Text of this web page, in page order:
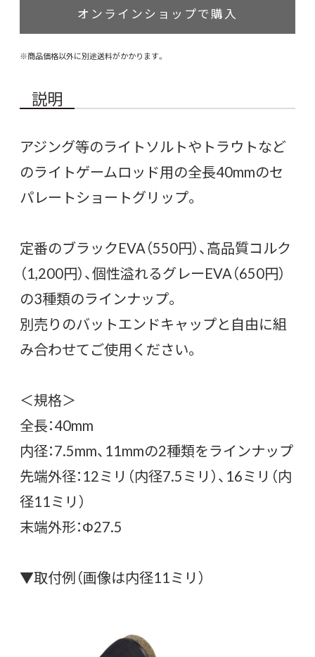
オンラインショップで購入
※商品価格以外に別途送料がかかります。
説明
アジング等のライトソルトやトラウトなど
のライトゲームロッド用の全長40mmのセ
パレートショートグリップ。
定番のブラックEVA（550円）、高品質コルク
（1,200円）、個性溢れるグレーEVA（650円）
の3種類のラインナップ。
別売りのバットエンドキャップと自由に組
み合わせてご使用ください。
＜規格＞
全長：40mm
内径：7.5mm、11mmの2種類をラインナップ
先端外径：12ミリ（内径7.5ミリ）、16ミリ（内
径11ミリ）
末端外形：Φ27.5
▼取付例（画像は内径11ミリ）